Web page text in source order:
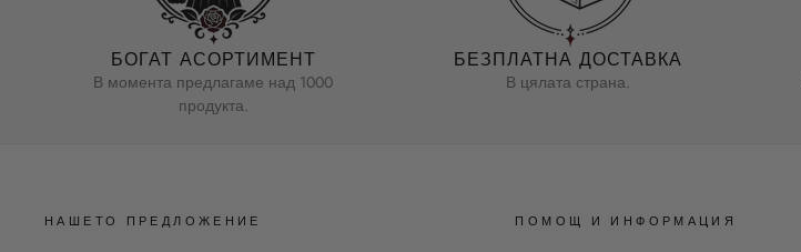
БОГАТ АСОРТИМЕНТ
В момента предлагаме над 1000
продукта.
БЕЗПЛАТНА ДОСТАВКА
В цялата страна.
НАШЕТО ПРЕДЛОЖЕНИЕ ПОМОЩ И ИНФОРМАЦИЯ